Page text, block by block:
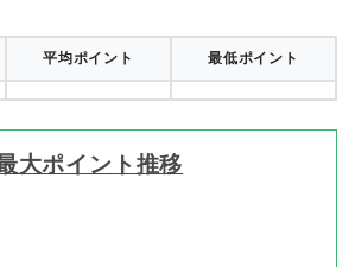
平均ポイント 最低ポイント
大ポイント推移